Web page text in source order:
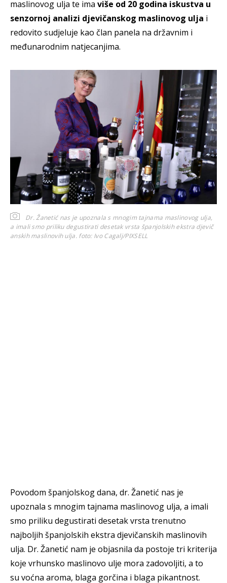
maslinovog ulja te ima više od 20 godina iskustva u
senzornoj analizi djevičanskog maslinovog ulja i
redovito sudjeluje kao član panela na državnim i
međunarodnim natjecanjima.
Dr. Žanetić nas je upoznala s mnogim tajnama maslinovog ulja,
a imali smo priliku degustirati desetak vrsta španjolskih ekstra djevič
anskih maslinovih ulja. foto: Ivo Cagalj/PIXSELL
Povodom španjolskog dana, dr. Žanetić nas je
upoznala s mnogim tajnama maslinovog ulja, a imali
smo priliku degustirati desetak vrsta trenutno
najboljih španjolskih ekstra djevičanskih maslinovih
ulja. Dr. Žanetić nam je objasnila da postoje tri kriterija
koje vrhunsko maslinovo ulje mora zadovoljiti, a to
su voćna aroma, blaga gorčina i blaga pikantnost.